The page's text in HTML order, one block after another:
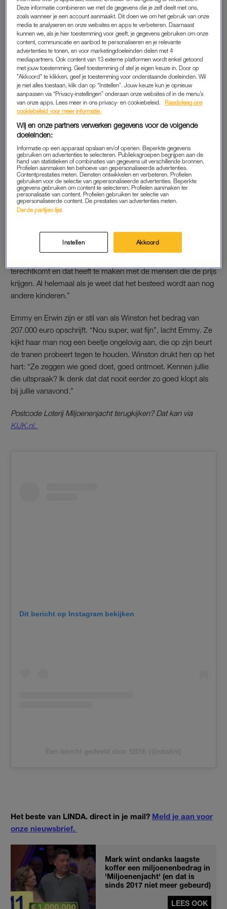
“Wij hebben een gezinshuis, we hebbenpleegkinderenin
huis”, vertelt Emmy als Winston vraagt wat ze in het dagelijks
leven doen. Ze hebben drie pleegdochters, twee van negen en
één van acht. Zij liggen boven te slapen, al kan het ook zijn dat
ze door het bezoek van de cameraploeg inmiddels wakker
zijn geworden.
De outfit van Linda de Mol in
de 2e aflevering van
(met korting)
PLEEGOUDERS
“We doen dit al een aantal jaar. We hebben vier eigen
kinderen en die zijn op één na bijna volwassen.”
bij hen op de bank zit. “Wat is het dan heerlijk, niet alleen
daarom, maar extra fijn, dat ik dan bij jullie vanavond die
terechtkomt en dat heeft te maken met de mensen die de prijs
krijgen. Al helemaal als je weet dat het besteed wordt aan nog
andere kinderen.”
Emmy en Erwin zijn er stil van als Winston het bedrag van
207.000 euro opschrijft. “Nou super, wat fijn”, lacht Emmy. Ze
kijkt haar man nog een beetje ongelovig aan, die op zijn beurt
de tranen probeert tegen te houden. Winston drukt hen op het
hart: “Ze zeggen wie goed doet, goed ontmoet. Kennen jullie
die uitspraak? Ik denk dat dat nooit eerder zo goed klopt als
bij jullie vanavond.”
Postcode Loterij Miljoenenjacht terugkijken? Dat kan via
KIJK.nl.
Dit bericht op Instagram bekijken
Een bericht gedeeld door SBS6 (@sbs6nl)
Het beste van LINDA. direct in je mail? Meld je aan voor
onze nieuwsbrief.
Mark wint ondanks laagste
koffer een miljoenenbedrag in
'Miljoenenjacht' (en dat is
sinds 2017 niet meer gebeurd)
LEES OOK
Deze informatie combineren we met de gegevens die je zelf deelt met ons,
zoals wanneer je een account aanmaakt. Dit doen we om het gebruik van onze
media te analyseren en onze websites en apps te verbeteren. Daarnaast
kunnen we, als je hier toestemming voor geeft, je gegevens gebruiken om onze
content, communicatie en aanbod te personaliseren en je relevante
advertenties te tonen, en voor marketingdoeleinden delen met 4
mediapartners. Ook content van 13 externe platformen wordt enkel getoond
met jouw toestemming. Geef toestemming of stel je eigen keuze in. Door op
"Akkoord" te klikken, geef je toestemming voor onderstaande doeleinden. Wil
je niet alles toestaan, klik dan op “Instellen”. Jouw keuze kun je opnieuw
aanpassen via “Privacy-instellingen” onderaan onze websites of in de menu’s
van onze apps. Lees meer in ons privacy- en cookiebeleid.
Raadpleeg ons
cookiebeleid voor meer informatie.
Wij en onze partners verwerken gegevens voor de volgende
doeleinden:
Informatie op een apparaat opslaan en/of openen. Beperkte gegevens
gebruiken om advertenties te selecteren. Publieksgroepen begrijpen aan de
hand van statistieken of combinaties van gegevens uit verschillende bronnen.
Profielen aanmaken ten behoeve van gepersonaliseerde advertenties.
Contentprestaties meten. Diensten ontwikkelen en verbeteren. Profielen
gebruiken voor de selectie van gepersonaliseerde advertenties. Beperkte
gegevens gebruiken om content te selecteren. Profielen aanmaken ter
personalisatie van content. Profielen gebruiken ter selectie van
gepersonaliseerde content. De prestaties van advertenties meten.
Derde partijen lijst
Instellen Akkoord